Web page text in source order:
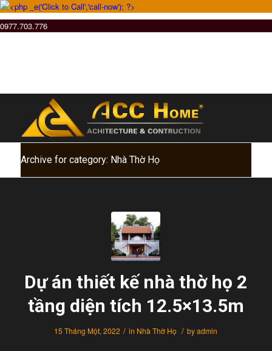
0977.703.776
Archive for category: Nhà Thờ Họ
Dự án thiết kế nhà thờ họ 2
tầng diện tích 12.5×13.5m
15 Tháng Một, 2022 / in Nhà Thờ Họ / byadmin